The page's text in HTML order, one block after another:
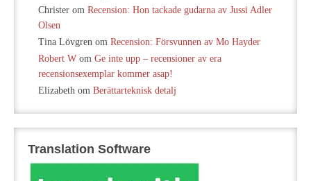
Christer om Recension: Hon tackade gudarna av Jussi Adler
Olsen
Tina Lövgren om Recension: Försvunnen av Mo Hayder
Robert W om Ge inte upp – recensioner av era
recensionsexemplar kommer asap!
Elizabeth om Berättarteknisk detalj
Translation Software